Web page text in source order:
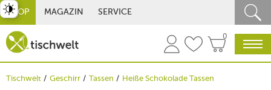
SHOP MAGAZIN SERVICE
0
Tischwelt Geschirr Tassen Heiße Schokolade Tassen
umschalten